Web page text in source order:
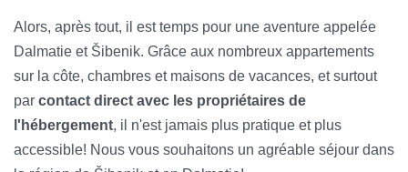
Alors, après tout, il est temps pour une aventure appelée
Dalmatie et Šibenik. Grâce aux nombreux appartements
sur la côte, chambres et maisons de vacances, et surtout
par contact direct avec les propriétaires de
l'hébergement, il n'est jamais plus pratique et plus
accessible! Nous vous souhaitons un agréable séjour dans